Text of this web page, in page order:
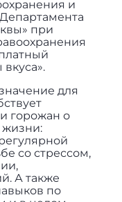
и
при
для
горожан о
жизни:
со стрессом,
А также
по